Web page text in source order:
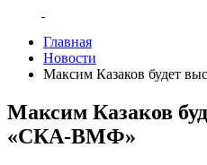
Главная
Новости
Максим Казаков будет
Максим Казаков
«СКА-ВМФ»